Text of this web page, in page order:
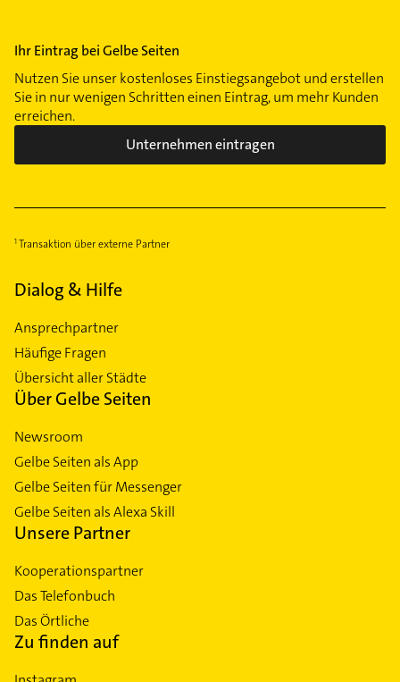
Ihr Eintrag bei Gelbe Seiten
Nutzen Sie unser kostenloses Einstiegsangebot und erstellen
Sie in nur wenigen Schritten einen Eintrag, um mehr Kunden
erreichen.
Unternehmen eintragen
Transaktion über externe Partner
Dialog & Hilfe
Ansprechpartner
Häufige Fragen
Übersicht aller Städte
Über Gelbe Seiten
Newsroom
Gelbe Seiten als App
Gelbe Seiten für Messenger
Gelbe Seiten als Alexa Skill
Unsere Partner
Kooperationspartner
Das Telefonbuch
Das Örtliche
Zu finden auf